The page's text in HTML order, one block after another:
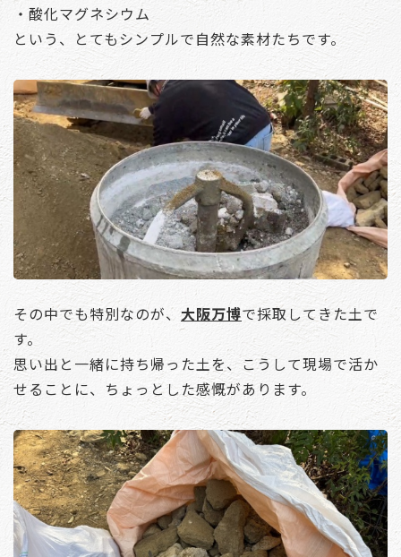
・酸化マグネシウム
という、とてもシンプルで自然な素材たちです。
その中でも特別なのが、大阪万博で採取してきた土で
す。
思い出と一緒に持ち帰った土を、こうして現場で活か
せることに、ちょっとした感慨があります。